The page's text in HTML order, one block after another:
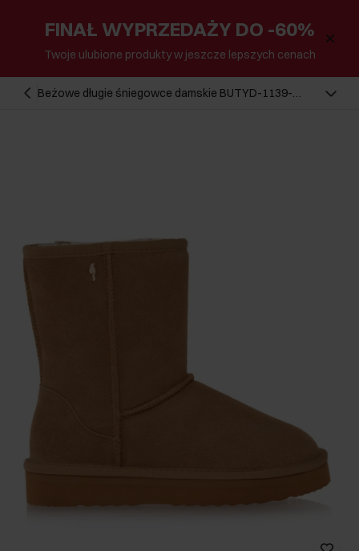
FINAŁ WYPRZEDAŻY DO -60%
Twoje ulubione produkty w jeszcze lepszych cenach
Beżowe długie śniegowce damskie BUTYD-1139-